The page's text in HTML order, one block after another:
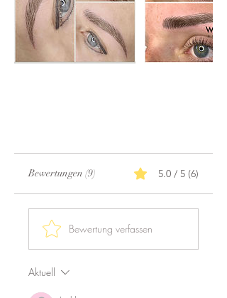
Bewertungen (9) 5.0 / 5 (6)
Bewertung verfassen
Aktuell